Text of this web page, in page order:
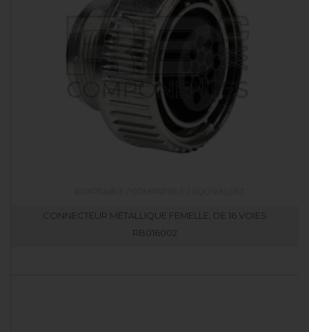
CONNECTEUR MÉTALLIQUE FEMELLE, DE 16 VOIES
RB016002